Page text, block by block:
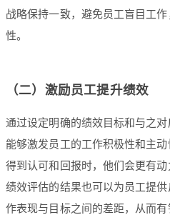
战略保持一致，避免员工盲目工
性。
（二）激励员工提升绩效
通过设定明确的绩效目标和与之
能够激发员工的工作积极性和主
得到认可和回报时，他们会更有动
绩效评估的结果也可以为员工提
作表现与目标之间的差距，从而有